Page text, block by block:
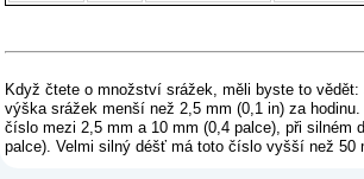
Když čtete o množství srážek, měli byste to
výška srážek menší než 2,5 mm (0,1 in) za
číslo mezi 2,5 mm a 10 mm (0,4 palce), při silném
palce). Velmi silný déšť má toto číslo vyšší než 50